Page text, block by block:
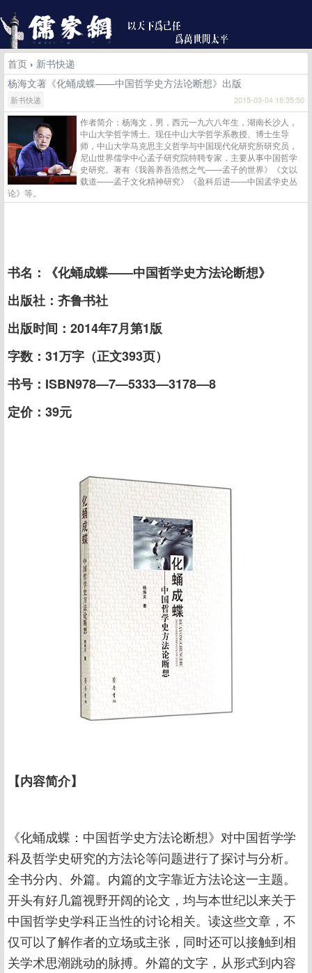
首页 › 新书快递
杨海文著《化蛹成蝶——中国哲学史方法论断想》出版
新书快递 2015-03-04 18:35:50
作者简介：杨海文，男，西元一九六八年生，湖南长沙人，
中山大学哲学博士。现任中山大学哲学系教授、博士生导
师，中山大学马克思主义哲学与中国现代化研究所研究员，
尼山世界儒学中心孟子研究院特聘专家，主要从事中国哲学
史研究。著有《我善养吾浩然之气——孟子的世界》《文以
载道——孟子文化精神研究》《盈科后进——中国孟学史丛
论》等。
书名：《化蛹成蝶——中国哲学史方法论断想》
出版社：齐鲁书社
出版时间：2014年7月第1版
字数：31万字（正文393页）
书号：ISBN978—7—5333—3178—8
定价：39元
【内容简介】
《化蛹成蝶：中国哲学史方法论断想》对中国哲学学
科及哲学史研究的方法论等问题进行了探讨与分析。
全书分内、外篇。内篇的文字靠近方法论这一主题。
开头有好几篇视野开阔的论文，均与本世纪以来关于
中国哲学史学科正当性的讨论相关。读这些文章，不
仅可以了解作者的立场或主张，同时还可以接触到相
关学术思潮跳动的脉搏。外篇的文字，从形式到内容